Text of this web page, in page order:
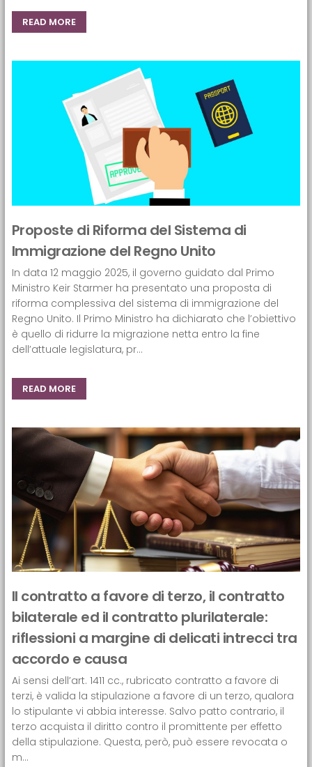
READ MORE
Proposte di Riforma del Sistema di
Immigrazione del Regno Unito
In data 12 maggio 2025, il governo guidato dal Primo
Ministro Keir Starmer ha presentato una proposta di
riforma complessiva del sistema di immigrazione del
Regno Unito. Il Primo Ministro ha dichiarato che l’obiettivo
è quello di ridurre la migrazione netta entro la fine
dell’attuale legislatura, pr...
READ MORE
Il contratto a favore di terzo, il contratto
bilaterale ed il contratto plurilaterale:
riflessioni a margine di delicati intrecci tra
accordo e causa
Ai sensi dell’art. 1411 cc., rubricato contratto a favore di
terzi, è valida la stipulazione a favore di un terzo, qualora
lo stipulante vi abbia interesse. Salvo patto contrario, il
terzo acquista il diritto contro il promittente per effetto
della stipulazione. Questa, però, può essere revocata o
m...